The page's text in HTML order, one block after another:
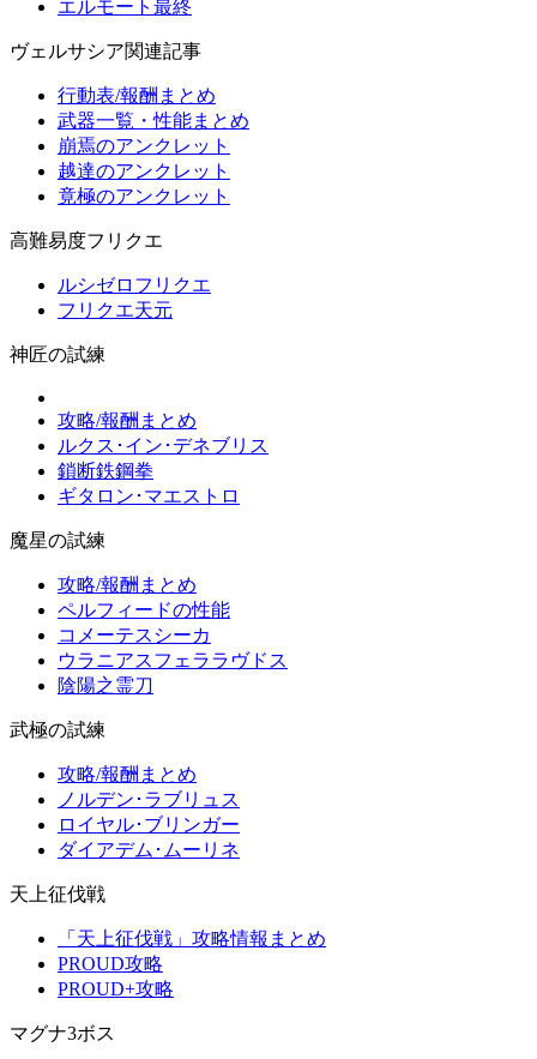
エルモート最終
ヴェルサシア関連記事
行動表/報酬まとめ
武器一覧・性能まとめ
崩焉のアンクレット
越達のアンクレット
竟極のアンクレット
高難易度フリクエ
ルシゼロフリクエ
フリクエ天元
神匠の試練
攻略/報酬まとめ
ルクス･イン･デネブリス
鎖断鉄鋼拳
ギタロン･マエストロ
魔星の試練
攻略/報酬まとめ
ペルフィードの性能
コメーテスシーカ
ウラニアスフェララヴドス
陰陽之霊刀
武極の試練
攻略/報酬まとめ
ノルデン･ラブリュス
ロイヤル･ブリンガー
ダイアデム･ムーリネ
天上征伐戦
「天上征伐戦」攻略情報まとめ
PROUD攻略
PROUD+攻略
マグナ3ボス